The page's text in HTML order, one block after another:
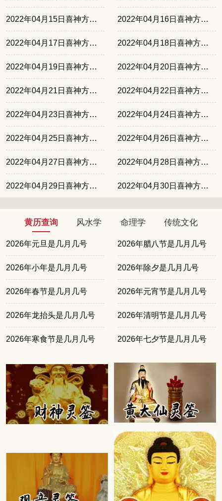
2022年04月15日喜神方位东南 2022年04月16日喜神方位东北
2022年04月17日喜神方位西北 2022年04月18日喜神方位西南
2022年04月19日喜神方位正南 2022年04月20日喜神方位东南
2022年04月21日喜神方位东北 2022年04月22日喜神方位西北
2022年04月23日喜神方位西南 2022年04月24日喜神方位正南
2022年04月25日喜神方位东南 2022年04月26日喜神方位东北
2022年04月27日喜神方位西北 2022年04月28日喜神方位西南
2022年04月29日喜神方位正南 2022年04月30日喜神方位东南
黄历查询 风水学 命理学 传统文化
2026年元旦是几月几号 2026年腊八节是几月几号
2026年小年是几月几号 2026年除夕是几月几号
2026年春节是几月几号 2026年元宵节是几月几号
2026年龙抬头是几月几号 2026年清明节是几月几号
2026年寒食节是几月几号 2026年七夕节是几月几号